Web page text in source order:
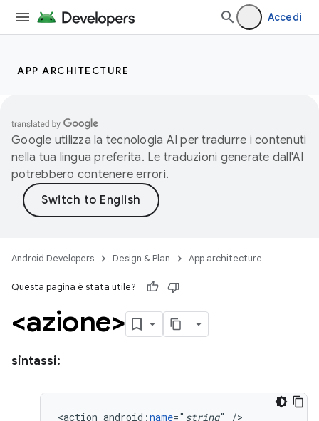
Accedi
APP ARCHITECTURE
Google utilizza la tecnologia AI per tradurre i contenuti
nella tua lingua preferita. Le traduzioni generate dall'AI
potrebbero contenere errori.
Android Developers Design & Plan App architecture
Questa pagina è stata utile?
<azione>
sintassi:
<action android:name=" string" />